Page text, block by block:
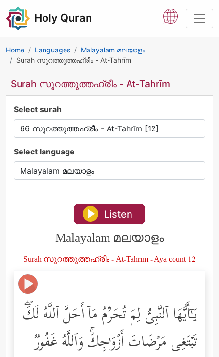
Holy Quran
Home Languages
Malayalam മലയാളം
Surah സൂറത്തുത്തഹ്രീം - At-Tahrīm
Surah സൂറത്തുത്തഹ്രീം - At-Tahrīm
Select surah
Select language
Listen
Malayalam മലയാളം
Surah സൂറത്തുത്തഹ്രീം - At-Tahrīm - Aya count 12
یَـٰۤأَیُّهَا ٱلنَّبِیُّ لِمَ تُحَرِّمُ مَاۤ أَحَلَّ ٱللَّهُ لَكَۖ
تَبۡتَغِی مَرۡضَاتَ أَزۡوَ ٰ⁠جِكَۚ وَٱللَّهُ غَفُورࣱ